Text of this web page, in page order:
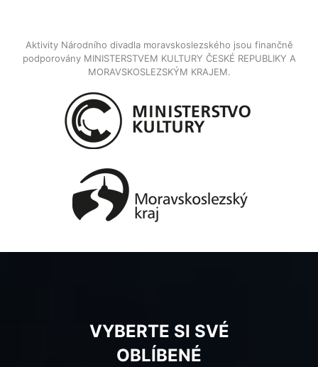
Aktivity Národního divadla moravskoslezského jsou finančně
podporovány MINISTERSTVEM KULTURY ČESKÉ REPUBLIKY A
MORAVSKOSLEZSKÝM KRAJEM.
VYBERTE SI SVÉ
OBLÍBENÉ